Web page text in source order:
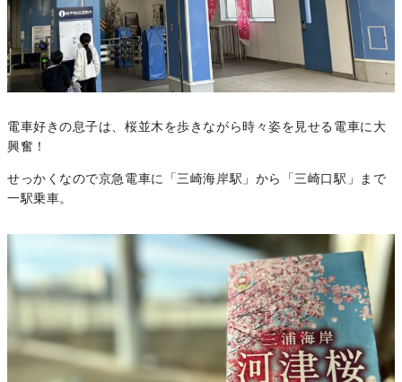
電車好きの息子は、桜並木を歩きながら時々姿を見せる電車に大
興奮！
せっかくなので京急電車に「三崎海岸駅」から「三崎口駅」まで
一駅乗車。